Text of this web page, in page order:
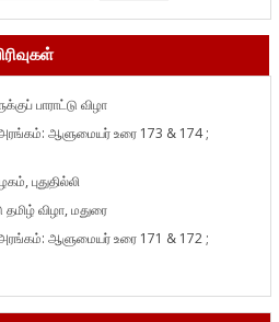
பாராட்டு விழா
ஆளுமையர் உரை 173 & 174 ;
புதுதில்லி
விழா, மதுரை
ஆளுமையர் உரை 171 & 172 ;